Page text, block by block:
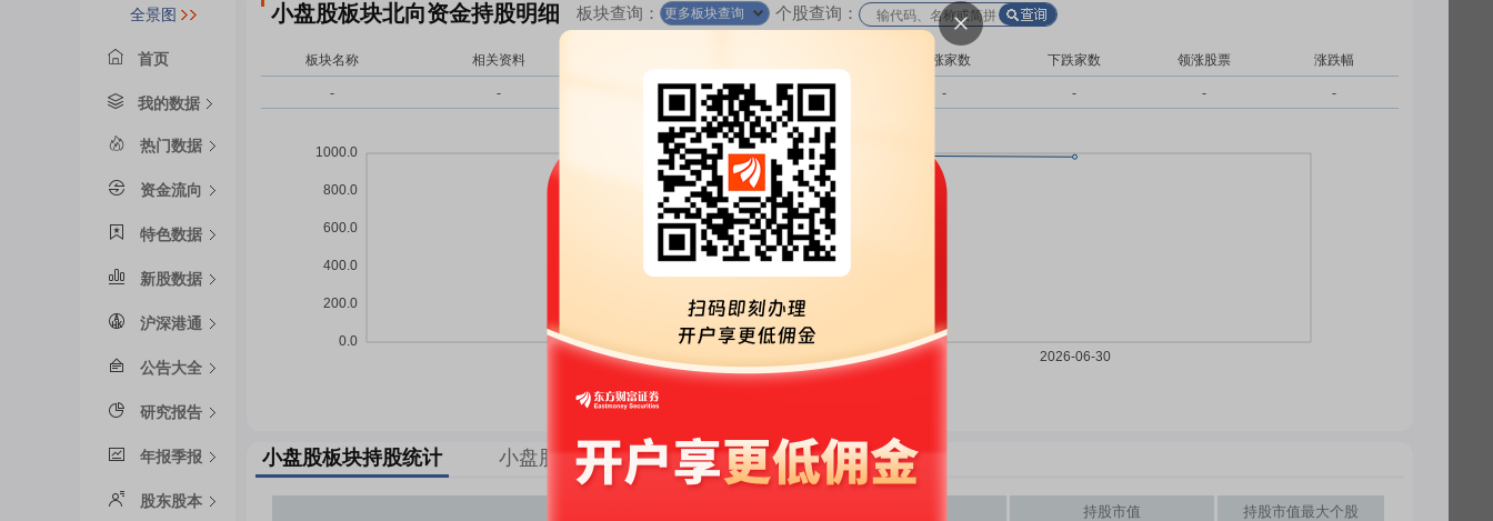
全景图
首页
我的数据
热门数据
资金流向
特色数据
新股数据
沪深港通
公告大全
研究报告
年报季报
股东股本
小盘股板块北向资金持股明细 板块查询： 更多板块查询 个股查询：
板块名称 相关资料 上涨家数 下跌家数 领涨股票 涨跌幅
- - - - - - - -
小盘股板块持股统计 小盘股板块持股明细
持股市值 持股市值最大个股